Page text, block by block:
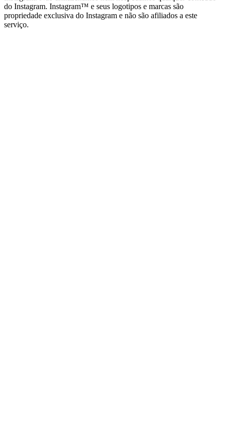
do Instagram. Instagram™ e seus logotipos e marcas são
propriedade exclusiva do Instagram e não são afiliados a este
serviço.